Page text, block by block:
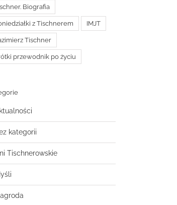
Biografia
z Tischnerem IMJT
Tischner
przewodnik po życiu
kategorii
Tischnerowskie